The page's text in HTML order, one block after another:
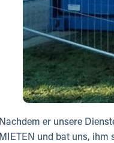
Nachdem er unsere
MIETEN und bat uns, ihm